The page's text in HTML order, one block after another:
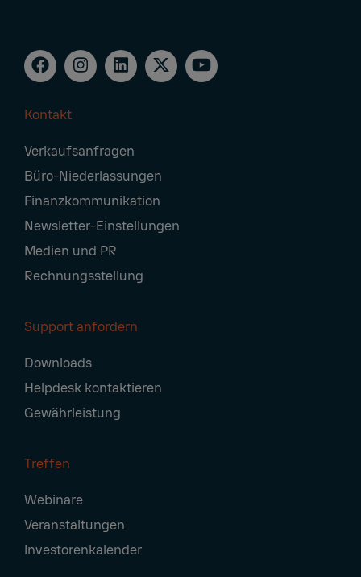
Navigation
Kontakt
Verkaufsanfragen
Büro-Niederlassungen
Finanzkommunikation
Newsletter-Einstellungen
Medien und PR
Rechnungsstellung
Support anfordern
Downloads
Helpdesk kontaktieren
Gewährleistung
Treffen
Webinare
Veranstaltungen
Investorenkalender